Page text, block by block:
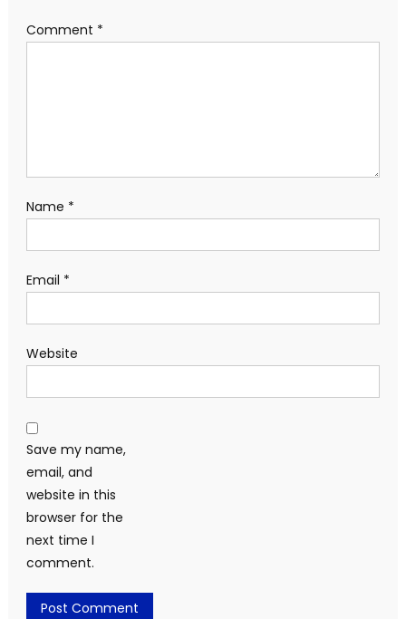
Comment *
Name *
Email *
Website
Save my name,
email, and
website in this
browser for the
next time I
comment.